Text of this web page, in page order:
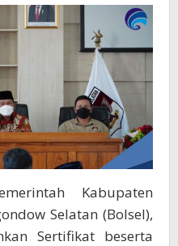
Kabupaten
Selatan (Bolsel),
Sertifikat beserta